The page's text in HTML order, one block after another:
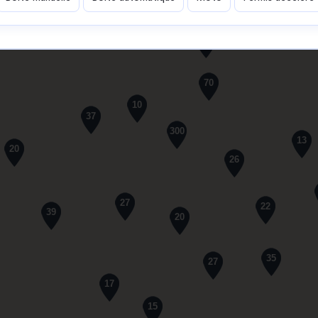
35
70
27
26
37
17
20
15
22
300
20
27
39
13
10